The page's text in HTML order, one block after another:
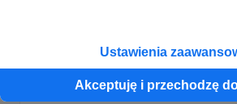
Ustawienia
Akceptuję i przechodzę
Brak komentarzy
Przetrwanie latem w polskim